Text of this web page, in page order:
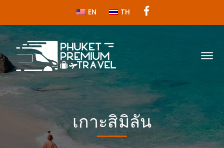
EN TH
Facebook
Profile
เกาะสิมิลัน